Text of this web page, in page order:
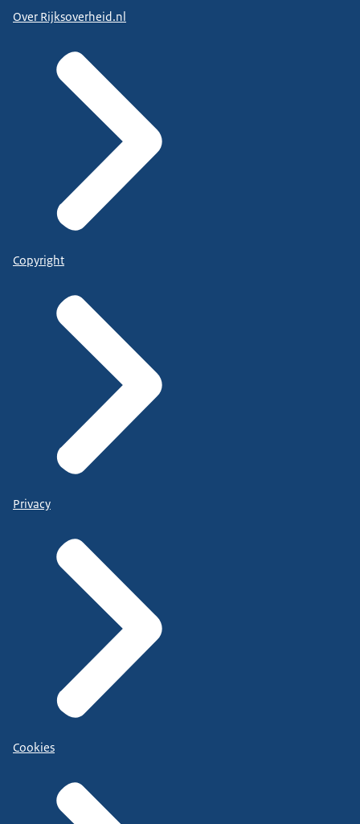
Over Rijksoverheid.nl
Copyright
Privacy
Cookies